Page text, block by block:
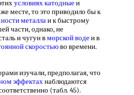
условиях катодные и
месте, то это приводило бы к
металлаи к быстрому
части, однако, не
и чугун вморской воде и в
скоростьюво времени.
изучали, предполагая, что
эффектахнаблюдаются
(табл. 45).